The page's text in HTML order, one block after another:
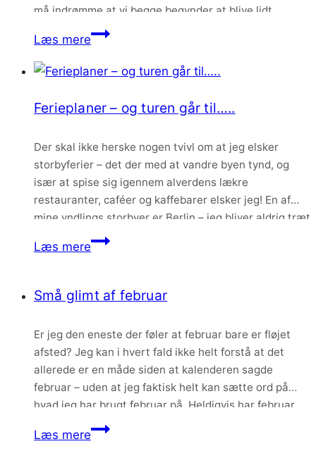
må indrømme at vi begge begynder at blive lidt
utålmodige herhjemme. Udelukkende…
Læs mereStatus
babybulen
2
tilbage
Ferieplaner – og turen går til…..
Der skal ikke herske nogen tvivl om at jeg elsker
storbyferier – det der med at vandre byen tynd, og
især at spise sig igennem alverdens lækre
restauranter, caféer og kaffebarer elsker jeg! En af
mine yndlings storbyer er Berlin – jeg bliver aldrig træt
af den by og dens mange hyggelige områder, spøjse
butikker…
Læs mereFerieplaner
turen
til…..
Små glimt af februar
Er jeg den eneste der føler at februar bare er fløjet
afsted? Jeg kan i hvert fald ikke helt forstå at det
allerede er en måde siden at kalenderen sagde
februar – uden at jeg faktisk helt kan sætte ord på
hvad jeg har brugt februar på. Heldigvis har februar
faktisk bragt en del godt…
Læs mereSmå